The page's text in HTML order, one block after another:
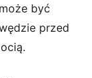
być
przed